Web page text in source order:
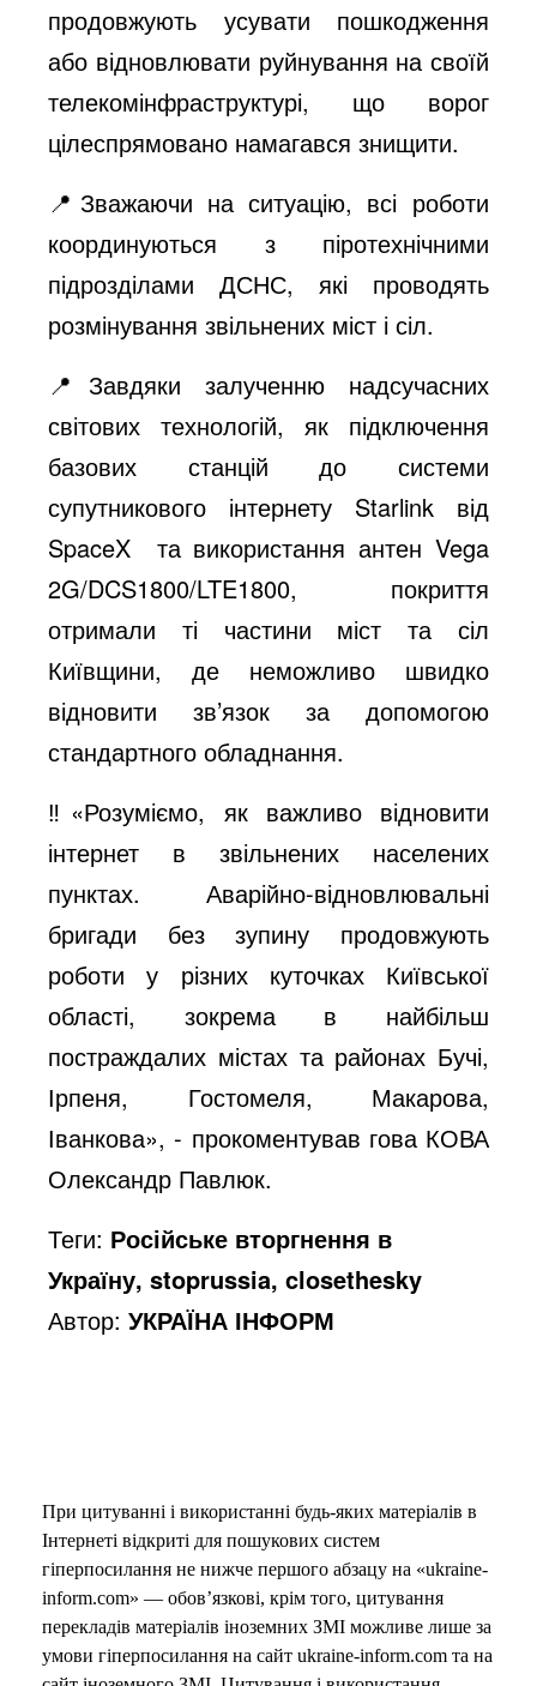
продовжують усувати пошкодження
або відновлювати руйнування на своїй
телекомінфраструктурі, що ворог
цілеспрямовано намагався знищити.
📍Зважаючи на ситуацію, всі роботи
координуються з піротехнічними
підрозділами ДСНС, які проводять
розмінування звільнених міст і сіл.
📍Завдяки залученню надсучасних
світових технологій, як підключення
базових станцій до системи
супутникового інтернету Starlink від
SpaceX та використання антен Vega
2G/DCS1800/LTE1800, покриття
отримали ті частини міст та сіл
Київщини, де неможливо швидко
відновити зв’язок за допомогою
стандартного обладнання.
‼️«Розуміємо, як важливо відновити
інтернет в звільнених населених
пунктах. Аварійно-відновлювальні
бригади без зупину продовжують
роботи у різних куточках Київської
області, зокрема в найбільш
постраждалих містах та районах Бучі,
Ірпеня, Гостомеля, Макарова,
Іванкова», - прокоментував гова КОВА
Олександр Павлюк.
Теги: Російське вторгнення в
Україну, stoprussia, closethesky
Автор:УКРАЇНА ІНФОРМ
При цитуванні і використанні будь-яких матеріалів в
Інтернеті відкриті для пошукових систем
гіперпосилання не нижче першого абзацу на «ukraine-
inform.com» — обов’язкові, крім того, цитування
перекладів матеріалів іноземних ЗМІ можливе лише за
умови гіперпосилання на сайт ukraine-inform.com та на